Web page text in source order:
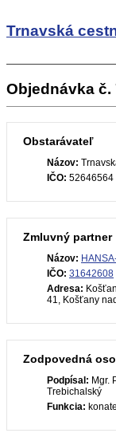
Trnavská
Objednávka č.
Obstarávateľ
Názov:
IČO: 52646564
Zmluvný partner
Názov:
IČO: 31642608
Adresa:
41, Košťany
Zodpovedná
Podpísal: Mgr.
Trebichalský
Funkcia: